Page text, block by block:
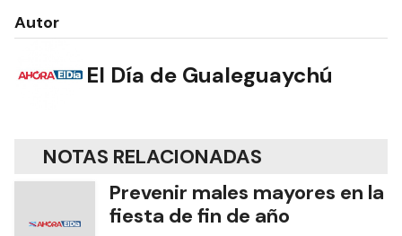
Autor
El Día de Gualeguaychú
NOTAS RELACIONADAS
Prevenir males mayores en la
fiesta de fin de año